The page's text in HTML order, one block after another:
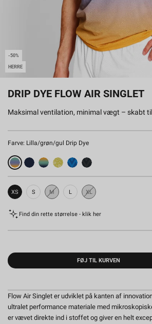
-50%
HERRE
DRIP DYE FLOW AIR SINGLET
Maksimal ventilation, minimal vægt – skabt til
Farve: Lilla/grøn/gul Drip Dye
XS S MUdsolgtL XLUdsolgt
Find din rette størrelse - klik her
FØJ TIL KURVEN
Flow Air Singlet er udviklet på kanten af
ultralet performance materiale med
er vævet direkte ind i stoffet og giver en helt